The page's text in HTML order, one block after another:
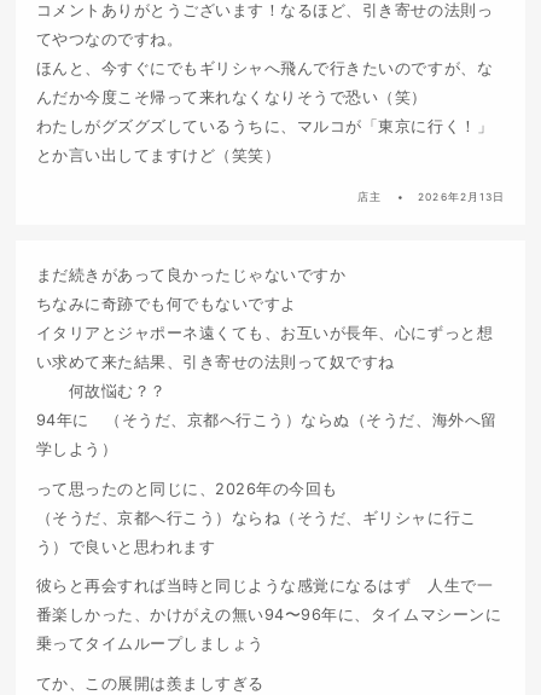
コメントありがとうございます！なるほど、引き寄せの法則っ
てやつなのですね。
ほんと、今すぐにでもギリシャへ飛んで行きたいのですが、な
んだか今度こそ帰って来れなくなりそうで恐い（笑）
わたしがグズグズしているうちに、マルコが「東京に行く！」
とか言い出してますけど（笑笑）
店主 2026年2月13日
まだ続きがあって良かったじゃないですか
ちなみに奇跡でも何でもないですよ
イタリアとジャポーネ遠くても、お互いが長年、心にずっと想
い求めて来た結果、引き寄せの法則って奴ですね
何故悩む？？
94年に （そうだ、京都へ行こう）ならぬ（そうだ、海外へ留
学しよう）
って思ったのと同じに、2026年の今回も
（そうだ、京都へ行こう）ならね（そうだ、ギリシャに行こ
う）で良いと思われます
彼らと再会すれば当時と同じような感覚になるはず 人生で一
番楽しかった、かけがえの無い94〜96年に、タイムマシーンに
乗ってタイムループしましょう
てか、この展開は羨ましすぎる